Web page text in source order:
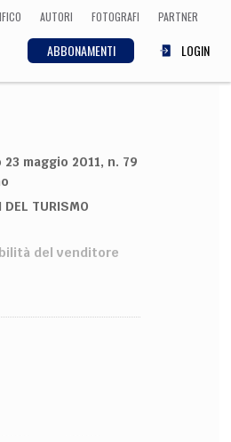
AUTORI FOTOGRAFI PARTNER
ABBONAMENTI LOGIN
Matematica, Fisica,
maggio 2011, n. 79
DEL TURISMO
del venditore